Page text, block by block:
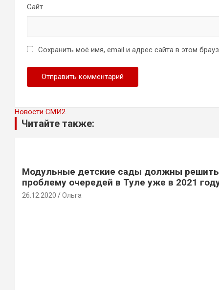
Сайт
Сохранить моё имя, email и адрес сайта в этом
Новости СМИ2
Читайте также:
Модульные детские сады должны решить
проблему очередей в Туле уже в 2021
26.12.2020 Ольга